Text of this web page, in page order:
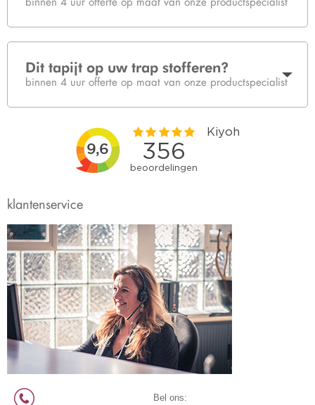
Dit tapijt op uw trap stofferen?
binnen 4 uur offerte op maat van onze productspecialist
klantenservice
Bel ons: